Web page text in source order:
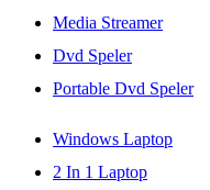
Media Streamer
Dvd Speler
Portable Dvd Speler
Windows Laptop
2 In 1 Laptop